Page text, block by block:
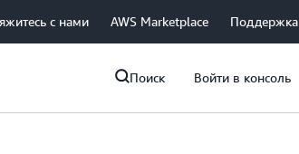
с нами AWS Marketplace Поддержка
Поиск Войти в консоль